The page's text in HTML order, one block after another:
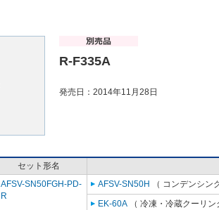
R-F335A
発売日：2014年11月28日
セット形名
AFSV-SN50FGH-PD-
R
AFSV-SN50H
（ コンデンシン
EK-60A （ 冷凍・冷蔵クーリ